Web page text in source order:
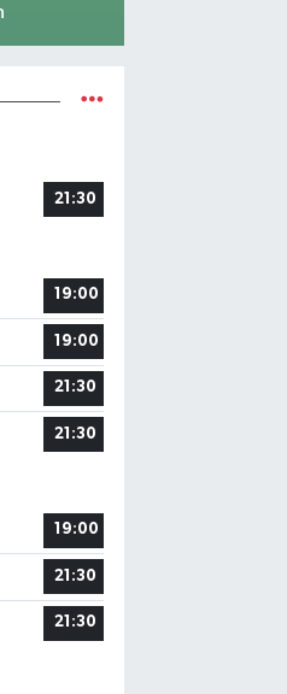
21:30
19:00
19:00
21:30
21:30
19:00
21:30
21:30